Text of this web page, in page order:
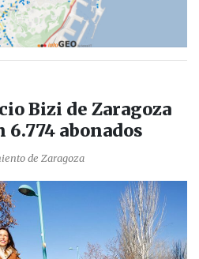
Bizi de Zaragoza
6.774 abonados
de Zaragoza